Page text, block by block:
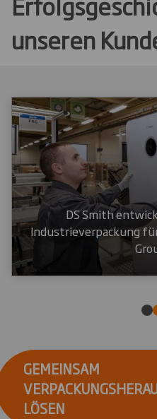
unseren
DS Smith
Industrieverpackung
GEMEINSAM
LÖSEN